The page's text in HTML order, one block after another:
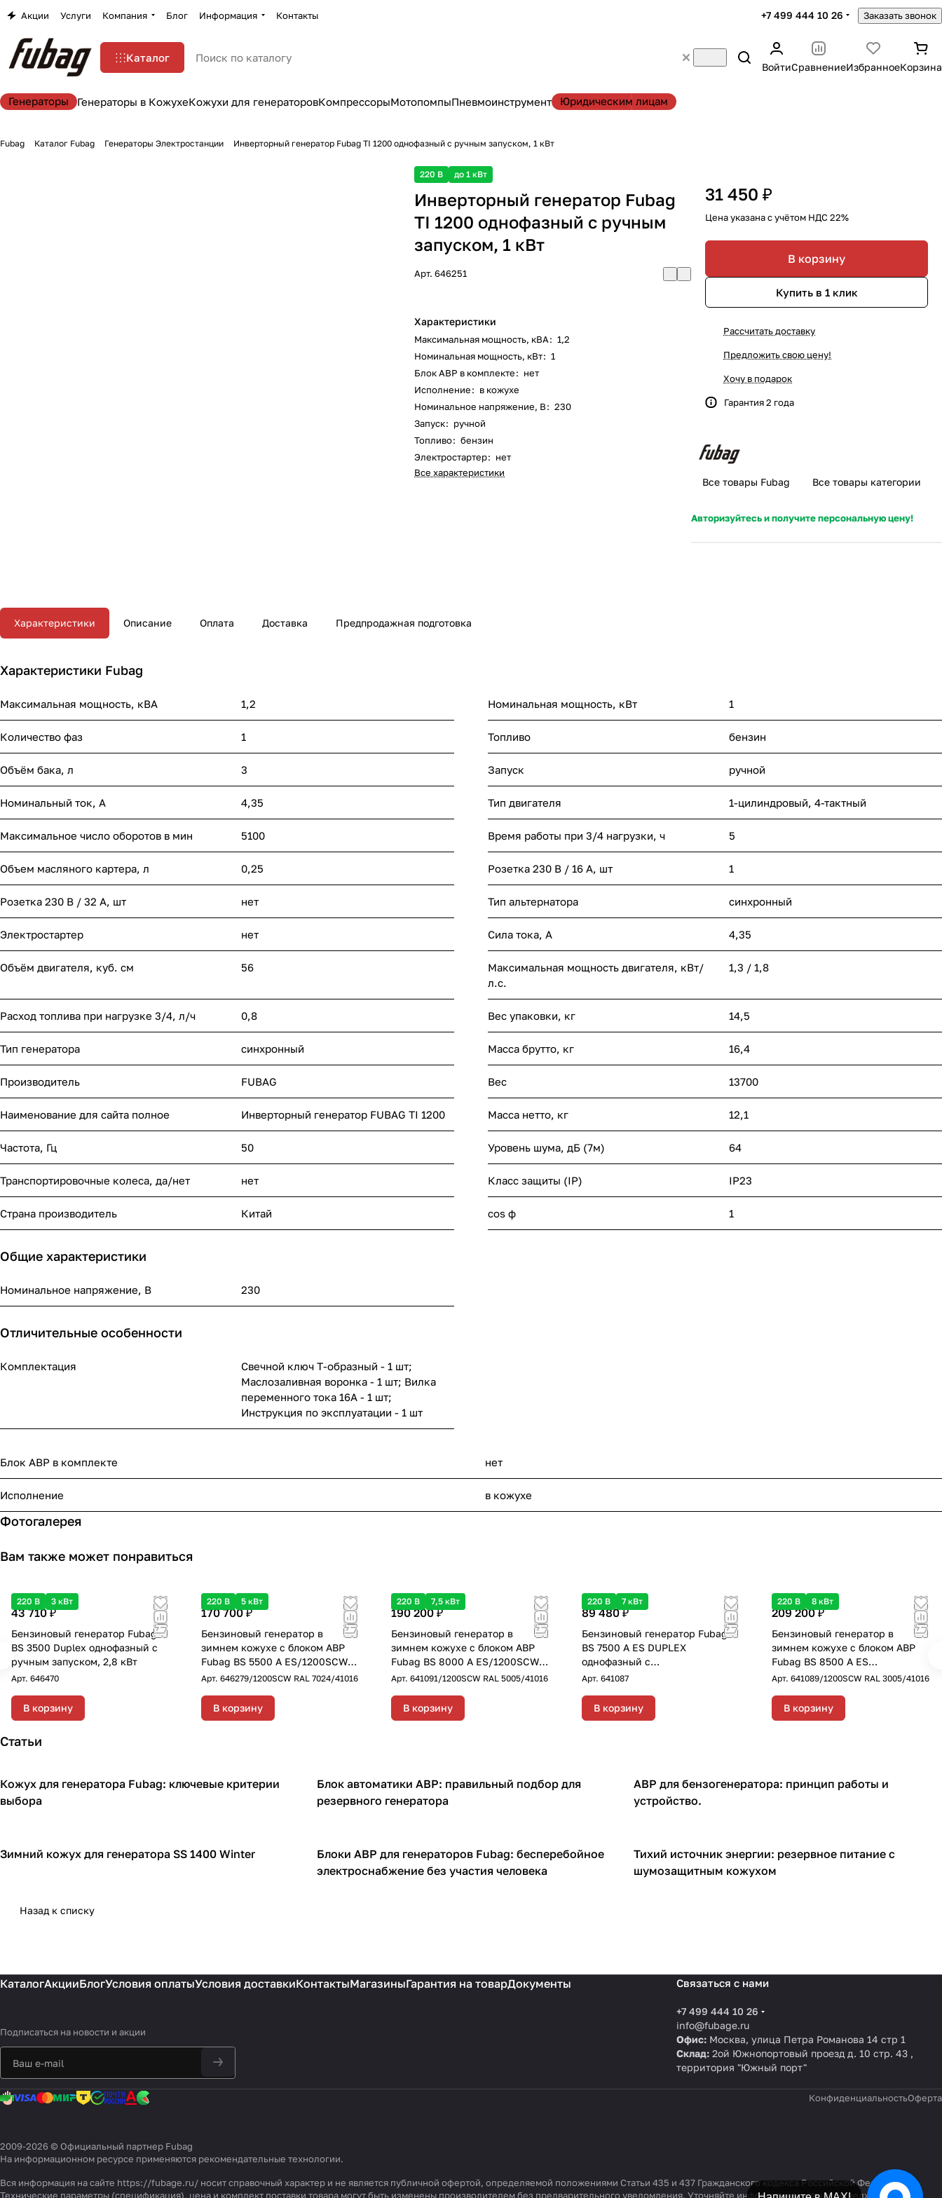
Акции Услуги Компания Блог Информация Контакты +7 499 444 10 26 Заказать звонок
Каталог
ВойтиСравнениеИзбранноеКорзина
Генераторы Генераторы в КожухеКожухи для генераторовКомпрессорыМотопомпыПневмоинструмент Юридическим лицам
Fubag Каталог Fubag Генераторы Электростанции Инверторный генератор Fubag TI 1200 однофазный с ручным запуском, 1 кВт
220 В до 1 кВт
Инверторный генератор Fubag
TI 1200 однофазный с ручным
запуском, 1 кВт
Арт.646251
Характеристики
Максимальная мощность, кВА: 1,2
Номинальная мощность, кВт: 1
Блок АВР в комплекте: нет
Исполнение: в кожухе
Номинальное напряжение, В: 230
Запуск: ручной
Топливо: бензин
Электростартер: нет
Все характеристики
31 450 ₽
Цена указана с учётом НДС 22%
В корзину
Купить в 1 клик
Рассчитать доставку
Предложить свою цену!
Хочу в подарок
Гарантия 2 года
Все товары Fubag Все товары категории
Авторизуйтесь и получите персональную цену!
Характеристики Описание Оплата Доставка Предпродажная подготовка
Характеристики Fubag
Максимальная мощность, кВА 1,2 Номинальная мощность, кВт 1
Количество фаз 1 Топливо бензин
Объём бака, л 3 Запуск ручной
Номинальный ток, A 4,35 Тип двигателя 1-цилиндровый, 4-тактный
Максимальное число оборотов в мин 5100 Время работы при 3/4 нагрузки, ч 5
Объем масляного картера, л 0,25 Розетка 230 В / 16 А, шт 1
Розетка 230 В / 32 А, шт нет Тип альтернатора синхронный
Электростартер нет Сила тока, А 4,35
Объём двигателя, куб. см 56
Максимальная мощность двигателя, кВт/
л.с.
1,3 / 1,8
Расход топлива при нагрузке 3/4, л/ч 0,8 Вес упаковки, кг 14,5
Тип генератора синхронный Масса брутто, кг 16,4
Производитель FUBAG Вес 13700
Наименование для сайта полное Инверторный генератор FUBAG TI 1200 Масса нетто, кг 12,1
Частота, Гц 50 Уровень шума, дБ (7м) 64
Транспортировочные колеса, да/нет нет Класс защиты (IP) IP23
Страна производитель Китай cos ф 1
Общие характеристики
Номинальное напряжение, В 230
Отличительные особенности
Комплектация
Свечной ключ Т-образный - 1 шт;
Маслозаливная воронка - 1 шт; Вилка
переменного тока 16А - 1 шт;
Инструкция по эксплуатации - 1 шт
Блок АВР в комплекте нет
Исполнение в кожухе
Фотогалерея
Вам также может понравиться
220 В 3 кВт
43 710 ₽
Бензиновый генератор Fubag
BS 3500 Duplex однофазный с
ручным запуском, 2,8 кВт
Арт. 646470
В корзину
220 В 5 кВт
170 700 ₽
Бензиновый генератор в
зимнем кожухе с блоком АВР
Fubag BS 5500 A ES/1200SCW
RAL 7024 однофазный с
Арт.646279/1200SCW RAL 7024/41016
В корзину
220 В 7,5 кВт
190 200 ₽
Бензиновый генератор в
зимнем кожухе с блоком АВР
Fubag BS 8000 A ES/1200SCW
RAL 5005 однофазный с
Арт.641091/1200SCW RAL 5005/41016
В корзину
220 В 7 кВт
89 480 ₽
Бензиновый генератор Fubag
BS 7500 A ES DUPLEX
однофазный с
электростартером, 7 кВт
Арт. 641087
В корзину
220 В 8 кВт
209 200 ₽
Бензиновый генератор в
зимнем кожухе с блоком АВР
Fubag BS 8500 A ES
DUPLEX/1200SCW RAL 3005
электростартером, 8 кВт
Арт. 641089/1200SCW RAL 3005/41016
В корзину
Статьи
Кожухи для генераторов
Кожух для генератора Fubag: ключевые критерии
выбора
Генераторы
Блок автоматики АВР: правильный подбор для
резервного генератора
Генераторы
АВР для бензогенератора: принцип работы и
устройство.
Кожухи для генераторов
Зимний кожух для генератора SS 1400 Winter Генераторы
Блоки АВР для генераторов Fubag: бесперебойное
электроснабжение без участия человека
Кожухи для генераторов
Тихий источник энергии: резервное питание с
шумозащитным кожухом
Назад к списку
КаталогАкцииБлогУсловия оплатыУсловия доставкиКонтактыМагазиныГарантия на товарДокументы
Подписаться на новости и акции
Связаться с нами
+7 499 444 10 26
info@fubage.ru
Офис:Москва, улица Петра Романова 14 стр 1
Склад:2ой Южнопортовый проезд д. 10 стр. 43 ,
территория "Южный порт"
КонфиденциальностьОферта
2009-2026 © Официальный партнер Fubag
На информационном ресурсе применяются рекомендательные технологии.
Вся информация на сайте https://fubage.ru/ носит справочный характер и не является публичной офертой, определяемой положениями Статьи 435 и 437 Гражданского кодекса Российской Федерации.
Технические параметры (спецификация), цена и комплект поставки товара могут быть изменены производителем без предварительного уведомления. Уточняйте информацию у наших менеджеров по